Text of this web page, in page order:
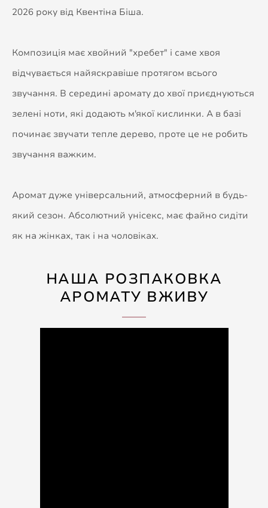
2026 року від Квентіна Біша.
Композиція має хвойний "хребет" і саме хвоя
відчувається найяскравіше протягом всього
звучання. В середині аромату до хвої приєднуються
зелені ноти, які додають м'якої кислинки. А в базі
починає звучати тепле дерево, проте це не робить
звучання важким.
Аромат дуже універсальний, атмосферний в будь-
який сезон. Абсолютний унісекс, має файно сидіти
як на жінках, так і на чоловіках.
НАША РОЗПАКОВКА
АРОМАТУ ВЖИВУ